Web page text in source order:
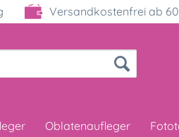
Versandkostenfrei ab
Oblatenaufleger